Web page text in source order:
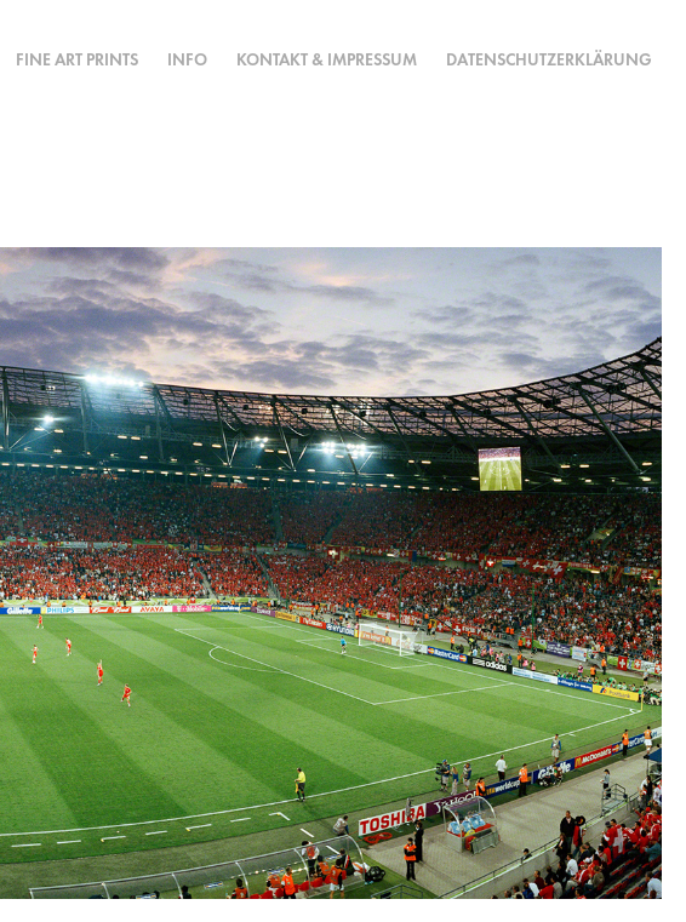
FINE ART PRINTS INFO KONTAKT & IMPRESSUM DATENSCHUTZERKLÄRUNG